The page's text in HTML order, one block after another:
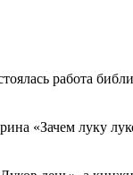
работа
«Зачем луку